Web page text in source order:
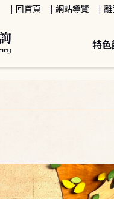
回首頁 網站導覽
特色